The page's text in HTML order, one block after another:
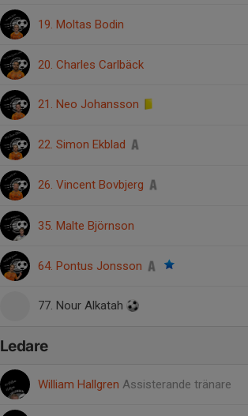
19. Moltas Bodin
20. Charles Carlbäck
21. Neo Johansson
22. Simon Ekblad
26. Vincent Bovbjerg
35. Malte Björnson
64. Pontus Jonsson
77. Nour Alkatah
Ledare
William Hallgren Assisterande tränare